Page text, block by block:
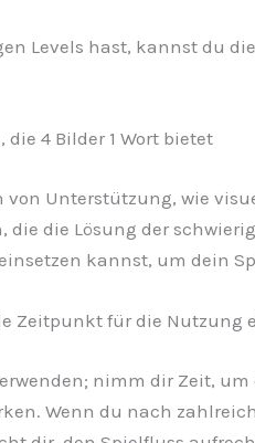
Levels hast, kannst du
4 Bilder 1 Wort bietet
von Unterstützung, wie
die Lösung der
kannst, um dein
Zeitpunkt für die Nutzung
nimm dir Zeit,
Wenn du nach